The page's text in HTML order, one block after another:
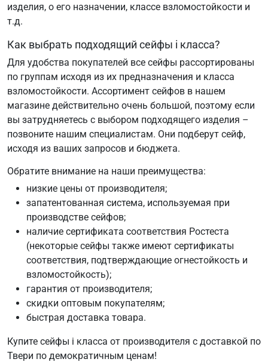
изделия, о его назначении, классе взломостойкости и
т.д.
Как выбрать подходящий сейфы i класса?
Для удобства покупателей все сейфы рассортированы
по группам исходя из их предназначения и класса
взломостойкости. Ассортимент сейфов в нашем
магазине действительно очень большой, поэтому если
вы затрудняетесь с выбором подходящего изделия –
позвоните нашим специалистам. Они подберут сейф,
исходя из ваших запросов и бюджета.
Обратите внимание на наши преимущества:
низкие цены от производителя;
запатентованная система, используемая при
производстве сейфов;
наличие сертификата соответствия Ростеста
(некоторые сейфы также имеют сертификаты
соответствия, подтверждающие огнестойкость и
взломостойкость);
гарантия от производителя;
скидки оптовым покупателям;
быстрая доставка товара.
Купите сейфы i класса от производителя с доставкой по
Твери по демократичным ценам!